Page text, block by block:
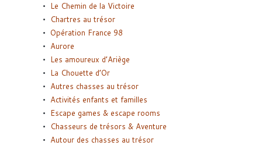
Le Chemin de la Victoire
Chartres au trésor
Opération France 98
Aurore
Les amoureux d’Ariège
La Chouette d’Or
Autres chasses au trésor
Activités enfants et familles
Escape games & escape rooms
Chasseurs de trésors & Aventure
Autour des chasses au trésor